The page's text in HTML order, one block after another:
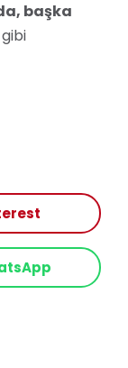
başka
gibi